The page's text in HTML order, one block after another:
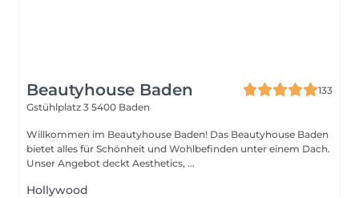
Beautyhouse Baden
133
Gstühlplatz 3 5400 Baden
Willkommen im Beautyhouse Baden! Das Beautyhouse Baden
bietet alles für Schönheit und Wohlbefinden unter einem Dach.
Unser Angebot deckt Aesthetics, ...
Hollywood